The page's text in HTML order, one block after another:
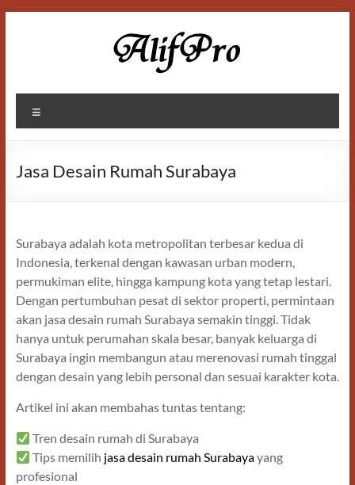
Alif
Properti
Jasa Desain Rumah Surabaya
Surabaya adalah kota metropolitan terbesar kedua di
Indonesia, terkenal dengan kawasan urban modern,
permukiman elite, hingga kampung kota yang tetap lestari.
Dengan pertumbuhan pesat di sektor properti, permintaan
akan jasa desain rumah Surabaya semakin tinggi. Tidak
hanya untuk perumahan skala besar, banyak keluarga di
Surabaya ingin membangun atau merenovasi rumah tinggal
dengan desain yang lebih personal dan sesuai karakter kota.
Artikel ini akan membahas tuntas tentang:
Tren desain rumah di Surabaya
Tips memilih jasa desain rumah Surabayayang
profesional